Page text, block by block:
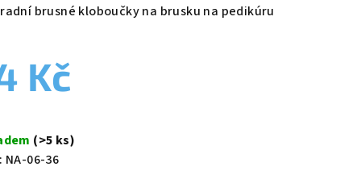
brusné kloboučky na brusku na pedikúru
Kč
(>5 ks)
NA-06-36